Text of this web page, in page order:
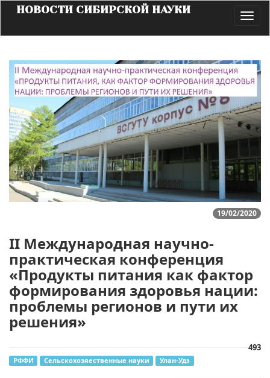
НОВОСТИ СИБИРСКОЙ НАУКИ
19/02/2020
II Международная научно-
практическая конференция
«Продукты питания как фактор
формирования здоровья нации:
проблемы регионов и пути их
решения»
493
РФФИ Сельскохозяественные науки Улан-Удэ